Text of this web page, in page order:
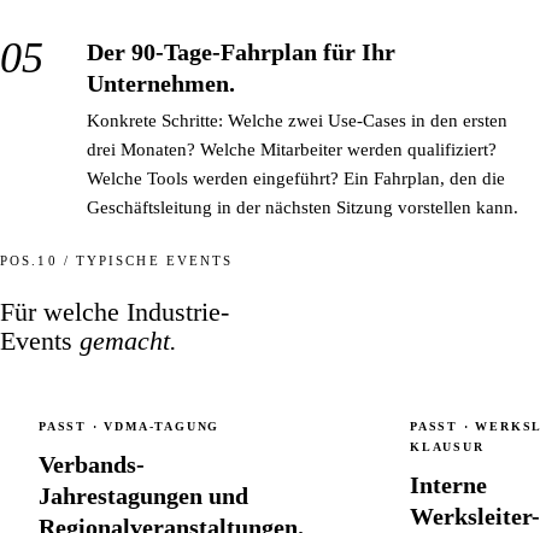
Der 90-Tage-Fahrplan für Ihr
Unternehmen.
Konkrete Schritte: Welche zwei Use-Cases in den ersten
drei Monaten? Welche Mitarbeiter werden qualifiziert?
Welche Tools werden eingeführt? Ein Fahrplan, den die
Geschäftsleitung in der nächsten Sitzung vorstellen kann.
POS.10 / TYPISCHE EVENTS
Für welche Industrie-
Events gemacht.
PASST · VDMA-TAGUNG
Verbands-
Jahrestagungen und
Regionalveranstaltungen.
PASST ·
KLAUSUR
Interne